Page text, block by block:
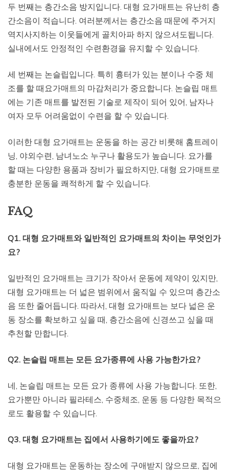
두 번째는 층간소음 방지입니다. 대형 요가매트는 유난히 층
간소음이 적습니다. 여러분께서는 층간소음 때문에 주거지
역지사지하는 이웃들에게 골치아파 하지 않으셔도됩니다.
실내에서도 안정적인 수련환경을 유지할 수 있습니다.
세 번째는 논슬립입니다. 특히 흉터가 있는 분이나 수중 체
조를 할 때요가매트의 마감처리가 중요합니다. 논슬립 매트
에는 기존 매트를 발전된 기술로 제작이 되어 있어, 남자나
여자 모두 어려움없이 수련을 할 수 있습니다.
이러한 대형 요가매트는 운동을 하는 공간 비롯해 홈트레이
닝, 야외수련, 남녀노소 누구나 활용도가 높습니다. 요가를
할 때는 다양한 용품과 장비가 필요하지만, 대형 요가매트로
충분한 운동을 쾌적하게 할 수 있습니다.
FAQ
Q1. 대형 요가매트와 일반적인 요가매트의 차이는 무엇인가
요?
일반적인 요가매트는 크기가 작아서 운동에 제약이 있지만,
대형 요가매트는 더 넓은 범위에서 움직일 수 있으며 층간소
음 또한 줄어듭니다. 따라서, 대형 요가매트는 보다 넓은 운
동 장소를 확보하고 싶을 때, 층간소음에 신경쓰고 싶을 때
추천할 만합니다.
Q2. 논슬립 매트는 모든 요가종류에 사용 가능한가요?
네, 논슬립 매트는 모든 요가 종류에 사용 가능합니다. 또한,
요가뿐만 아니라 필라테스, 수중체조, 운동 등 다양한 목적으
로도 활용할 수 있습니다.
Q3. 대형 요가매트는 집에서 사용하기에도 좋을까요?
대형 요가매트는 운동하는 장소에 구애받지 않으므로, 집에